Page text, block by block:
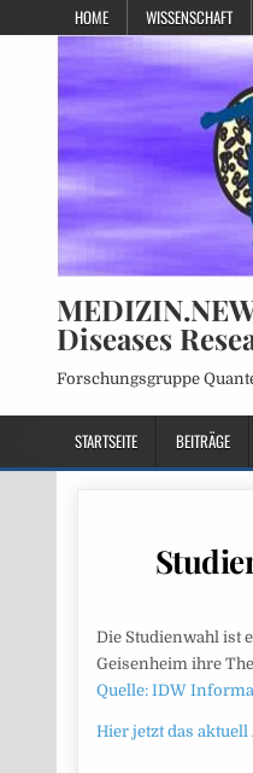
HOME WISSENSCHAFT
Diseases
Forschungsgruppe
STARTSEITE BEITRÄGE
Die Studienwahl ist
Geisenheim ihre
Quelle: IDW
Hier jetzt das